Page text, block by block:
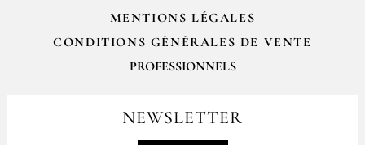
MENTIONS LÉGALES
CONDITIONS GÉNÉRALES DE VENTE
PROFESSIONNELS
contact@epices-roellinger.comNEWSLETTER